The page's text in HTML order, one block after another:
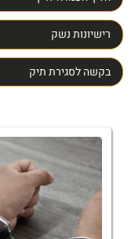
רישיונות נשק
בקשה לסגירת תיק